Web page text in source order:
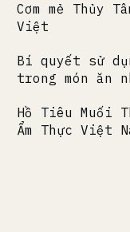
Cơm mẻ Thủy
Việt
Bí quyết sử
trong món ăn
Hồ Tiêu Muối
Ẩm Thực Việt